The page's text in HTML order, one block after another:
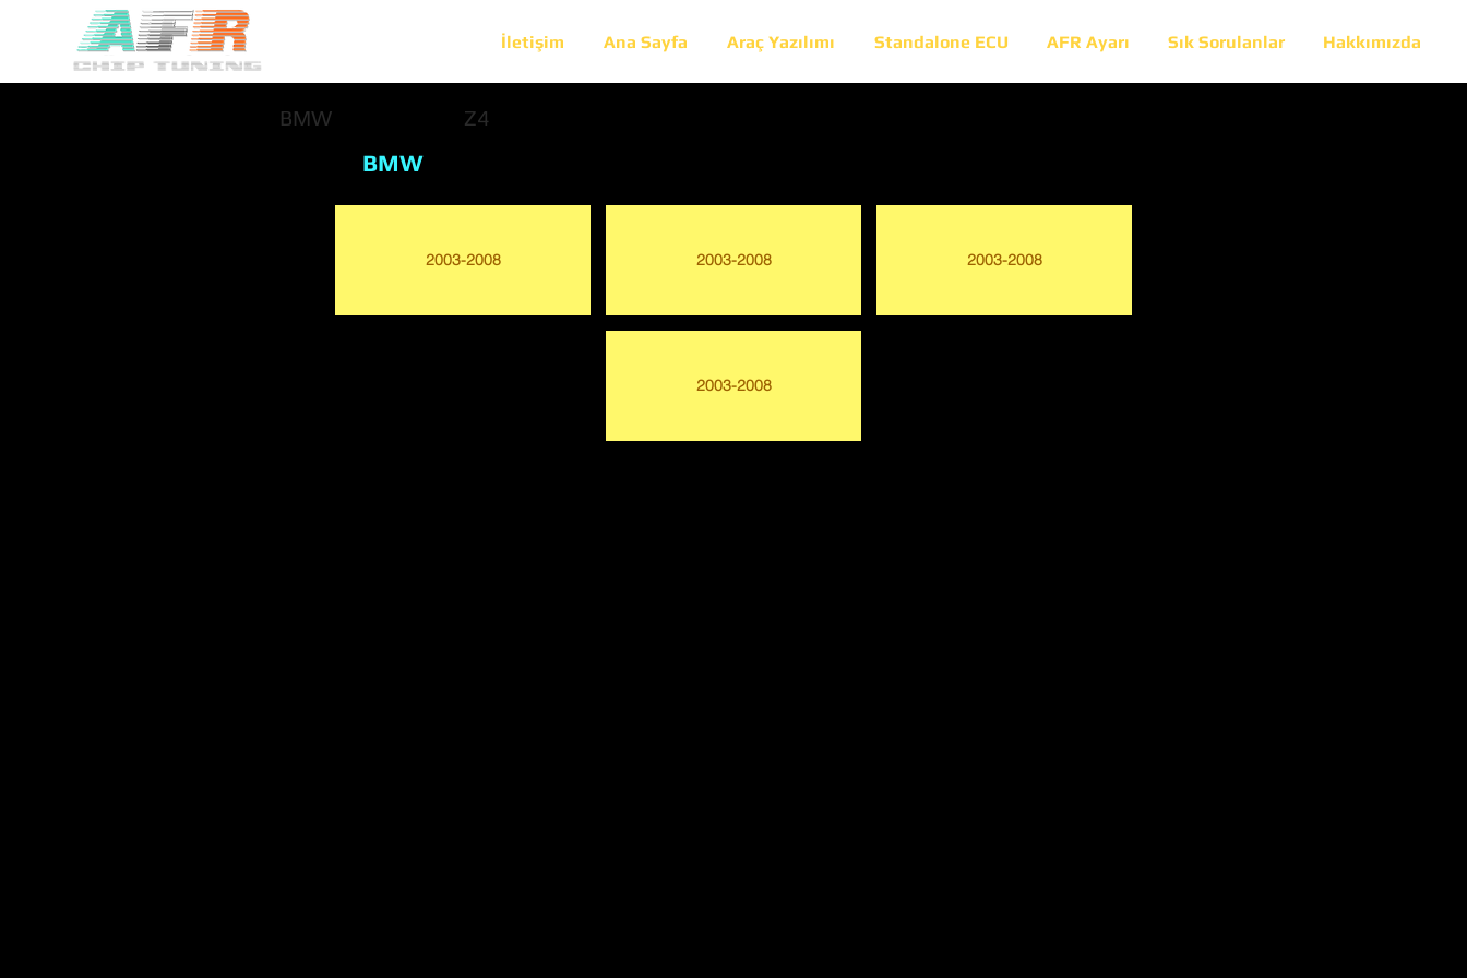
İletişim Ana Sayfa Araç Yazılımı Standalone ECU AFR Ayarı Sık Sorulanlar Hakkımızda
BMW Z4
BMW
2003-2008 2003-2008 2003-2008
2003-2008